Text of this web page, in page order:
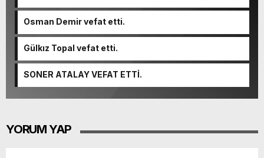
Osman Demir vefat etti.
Gülkız Topal vefat etti.
SONER ATALAY VEFAT ETTİ.
YORUM YAP